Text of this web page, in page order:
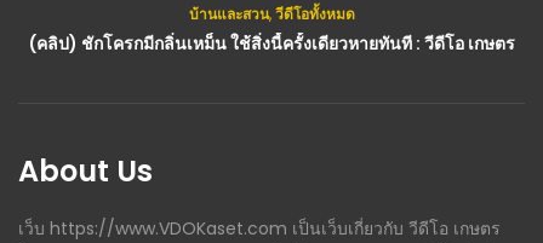
บ้านและสวน,วีดีโอทั้งหมด
(คลิป) ชักโครกมีกลิ่นเหม็น ใช้สิ่งนี้ครั้งเดียวหายทันที : วีดีโอ เกษตร
กสิกรรม(พืช),วีดีโอทั้งหมด
(คลิป) วิธี ‘ขยายพันธุ์ไผ่..ด้วยเหง้า’ โดย จ่าตุ้ม พ.อ.อ.อนุชาติ พยัตธรรม : วีดีโอ เกษตร
About Us
เว็บ https://www.VDOKaset.com เป็นเว็บเกี่ยวกับ วีดีโอ เกษตร